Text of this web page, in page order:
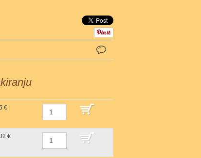
€ DODAJ V KOŠARICO
€ DODAJ V KOŠARICO